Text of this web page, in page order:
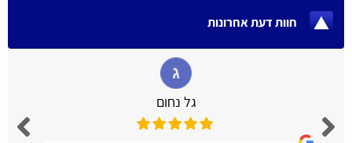
חוות דעת אחרונות
גל נחום